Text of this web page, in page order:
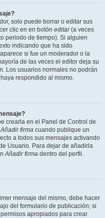
solo puede borrar o editar sus
clic en en botón editar(a veces
periodo de tiempo). Si alguien
indicando que ha sido
si fue un moderador o la
de las veces el editor deja su
Los usuarios normales no podrán
respondido al mismo.
crearla en el Panel de Control de
Añadir firma cuando publique un
a todos sus mensajes activando
Usuario. Para dejar de añadirla
Añadir firma dentro del perfil.
mensaje del mismo, debe hacer
del formulario de publicación; si
apropiados para crear